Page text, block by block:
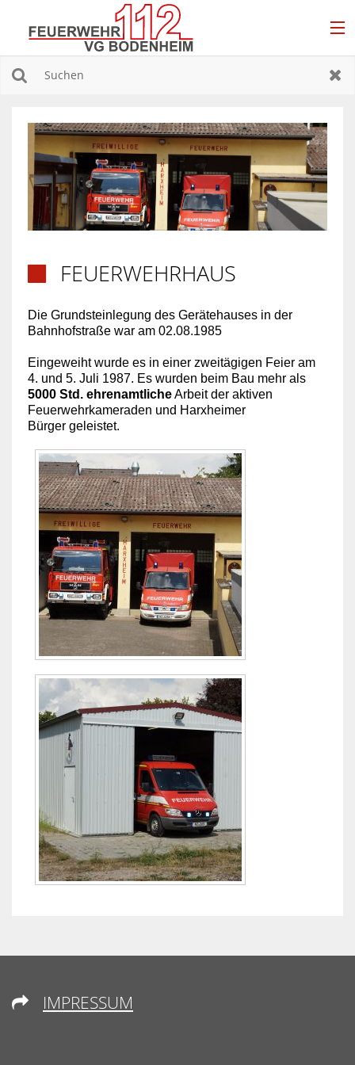
EINSÄTZE
EINHEITEN
JUGENDFEUERWEHR
FÖRDERVEREINE
FEUERWEHRHAUS
Die Grundsteinlegung des Gerätehauses in der
Bahnhofstraße war am 02.08.1985
Eingeweiht wurde es in einer zweitägigen Feier am
4. und 5. Juli 1987. Es wurden beim Bau mehr als
5000 Std. ehrenamtlicheArbeit der aktiven
Feuerwehrkameraden und Harxheimer
Bürger geleistet.
 IMPRESSUM